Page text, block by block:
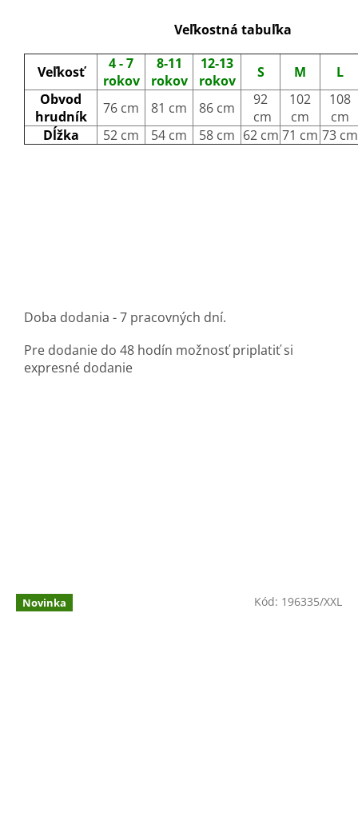
Veľkostná tabuľka
Veľkosť
4 - 7
rokov
8-11
rokov
12-13
rokov
S M
L
Obvod
hrudník
76 cm 81 cm 86 cm
92
cm
102
cm
108
cm
Dĺžka
52 cm 54 cm 58 cm 62 cm 71 cm 73 cm
Doba dodania - 7 pracovných dní.
Pre dodanie do 48 hodín možnosť priplatiť si
expresné dodanie
Novinka Kód: 196335/XXL